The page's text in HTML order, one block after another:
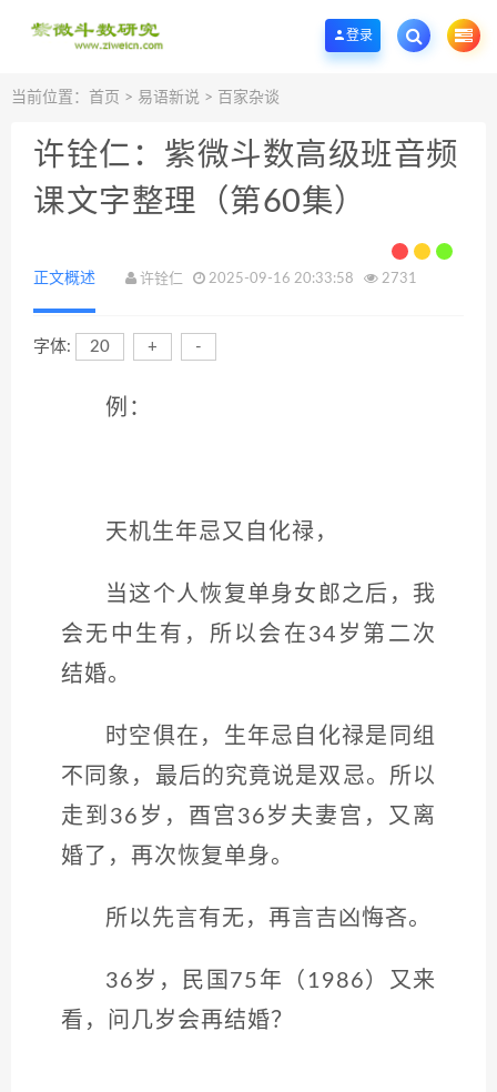
欢迎您光临紫微斗数学堂，一个优质的紫微斗数研究学习基地。
登录
当前位置： 首页 > 易语新说 > 百家杂谈
许铨仁：紫微斗数高级班音频
课文字整理（第60集）
正文概述 许铨仁 2025-09-16 20:33:58 2731
字体: 20 + -
例：
天机生年忌又自化禄，
当这个人恢复单身女郎之后，我
会无中生有，所以会在34岁第二次
结婚。
时空俱在，生年忌自化禄是同组
不同象，最后的究竟说是双忌。所以
走到36岁，酉宫36岁夫妻宫，又离
婚了，再次恢复单身。
所以先言有无，再言吉凶悔吝。
36岁，民国75年（1986）又来
看，问几岁会再结婚？